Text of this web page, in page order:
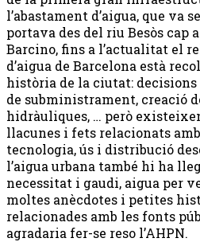
l’abastament d’aigua, que va
portava des del riu Besòs cap
Barcino, fins a l’actualitat el
d’aigua de Barcelona està
història de la ciutat:
de subministrament, creació
hidràuliques, … però
llacunes i fets relacionats
tecnologia, ús i distribució
l’aigua urbana també hi ha
necessitat i gaudi, aigua per
moltes anècdotes i petites
relacionades amb les fonts
agradaria fer-se reso l’AHPN.